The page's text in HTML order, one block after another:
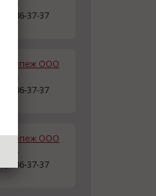
086-37-37
ООО
086-37-37
ООО
086-37-37